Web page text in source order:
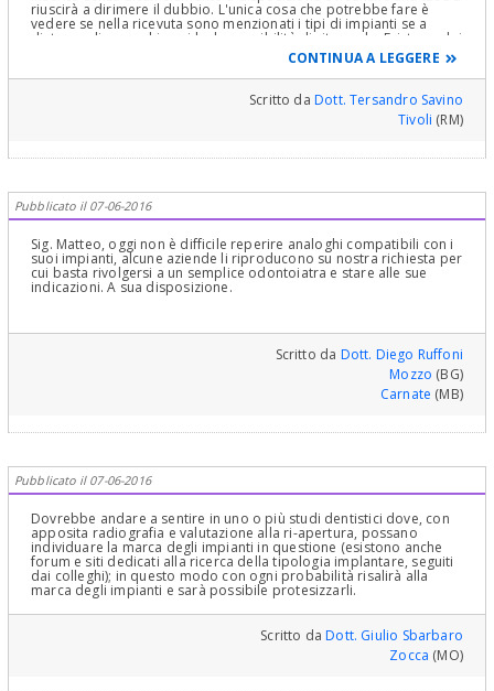
riuscirà a dirimere il dubbio. L'unica cosa che potrebbe fare è
vedere se nella ricevuta sono menzionati i tipi di impianti se a
distanza di parecchi anni ha la possibilità di ritrovarla. Esistono dei
siti di comparazione (WATHSIMPLANT) ma solitamente non sono di
grande aiuto. Le consiglirei di rivolgersi ad un dentista serio e di
provate capacità e non ai centri low-cost che fanno tanta
pubblicità e spesso chiudono all'improvviso dopo aver incassato i
denari lasciando i pazienti senza alcuna assistenza. Si rivolga a
CONTINUA A LEGGERE
Scritto daDott. Tersandro Savino
Tivoli (RM)
Pubblicato il 07-06-2016
Sig. Matteo, oggi non è difficile reperire analoghi compatibili con i
suoi impianti, alcune aziende li riproducono su nostra richiesta per
cui basta rivolgersi a un semplice odontoiatra e stare alle sue
indicazioni. A sua disposizione.
Scritto da Dott. Diego Ruffoni
Mozzo (BG)
Carnate (MB)
Pubblicato il 07-06-2016
Dovrebbe andare a sentire in uno o più studi dentistici dove, con
apposita radiografia e valutazione alla ri-apertura, possano
individuare la marca degli impianti in questione (esistono anche
forum e siti dedicati alla ricerca della tipologia implantare, seguiti
dai colleghi); in questo modo con ogni probabilità risalirà alla
marca degli impianti e sarà possibile protesizzarli.
Scritto daDott. Giulio Sbarbaro
Zocca (MO)